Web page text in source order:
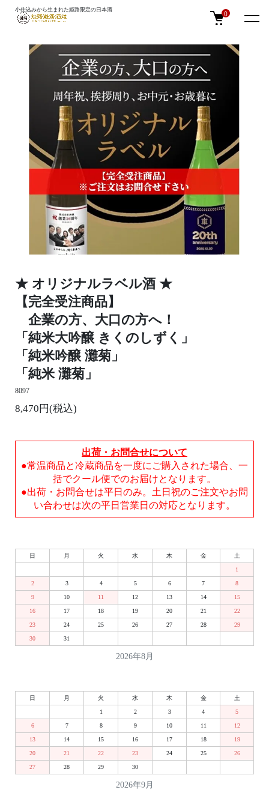
小仕込みから生まれた姫路限定の日本酒 0
TOP オリジナル・名入れラベル
★ オリジナルラベル酒 ★
【完全受注商品】
企業の方、大口の方へ！
「純米大吟醸 きくのしずく」
「純米吟醸 灘菊」
「純米 灘菊」
8097
8,470円(税込)
出荷・お問合せについて
●常温商品と冷蔵商品を一度にご購入された場合、一
括でクール便でのお届けとなります。
●出荷・お問合せは平日のみ。土日祝のご注文やお問
い合わせは次の平日営業日の対応となります。
2026年8月
日 月 火 水 木 金 土
1
2 3 4 5 6 7 8
9 10 11 12 13 14 15
16 17 18 19 20 21 22
23 24 25 26 27 28 29
30 31
2026年9月
日 月 火 水 木 金 土
1 2 3 4 5
6 7 8 9 10 11 12
13 14 15 16 17 18 19
20 21 22 23 24 25 26
27 28 29 30